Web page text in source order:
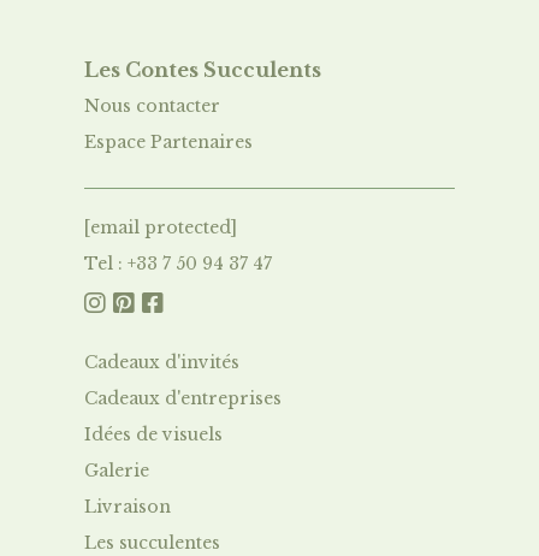
Les Contes Succulents
Nous contacter
Espace Partenaires
[email protected]
Tel : +33 7 50 94 37 47
  
Cadeaux d'invités
Cadeaux d'entreprises
Idées de visuels
Galerie
Livraison
Les succulentes